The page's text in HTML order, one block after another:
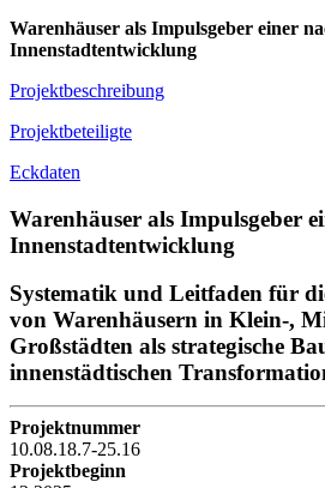
Warenhäuser als Impulsgeber einer
Innenstadtentwicklung
Projektbeschreibung
Projektbeteiligte
Eckdaten
Warenhäuser als Impulsgeber
Innenstadtentwicklung
Systematik und Leitfaden für
von Warenhäusern in Klein-,
Großstädten als strategische
innenstädtischen
Projektnummer
10.08.18.7-25.16
Projektbeginn